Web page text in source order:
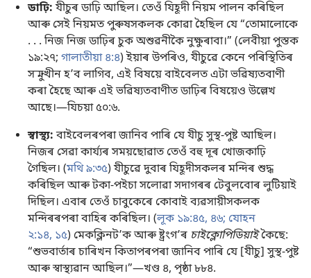
ডাঢ়ি:যীচুৰ ডাঢ়ি আছিল। তেওঁ যিহূদী নিয়ম পালন কৰিছিল
আৰু সেই নিয়মত পুৰুষসকলক কোৱা হৈছিল যে “তোমালোকে
. . . নিজ নিজ ডাঢ়িৰ চুক অশুৱনীকৈ নুক্ষুৰাবা।” (লেবীয়া পুস্তক
১৯:২৭; গালাতীয়া ৪:৪) ইয়াৰ উপৰিও, যীচুৱে কেনে পৰিস্থিতিৰ
সন্মুখীন হʼব লাগিব, এই বিষয়ে বাইবেলত এটা ভৱিষ্যতবাণী
কৰা হৈছে আৰু এই ভৱিষ্যতবাণীত ডাঢ়িৰ বিষয়েও উল্লেখ
আছে।—যিচয়া ৫০:৬.
স্বাস্থ্য:বাইবেলৰপৰা জানিব পাৰি যে যীচু সুস্থ-পুষ্ট আছিল।
নিজৰ সেৱা কাৰ্য্যৰ সময়ছোৱাত তেওঁ বহু দূৰ খোজকাঢ়ি
গৈছিল। (মথি ৯:৩৫) যীচুৱে দুবাৰ যিহূদীসকলৰ মন্দিৰ শুদ্ধ
কৰিছিল আৰু টকা-পইচা সলোৱা সদাগৰৰ টেবুলবোৰ লুটিয়াই
দিছিল। এবাৰ তেওঁ চাবুকেৰে কোবাই ব্যৱসায়ীসকলক
মন্দিৰৰপৰা বাহিৰ কৰিছিল। (লূক ১৯:৪৫, ৪৬; যোহন
২:১৪, ১৫) মেকক্লিনটʼক আৰু ষ্ট্ৰংগʼৰ চাইক্লোপিডিয়াইকৈছে:
“শুভবাৰ্তাৰ চাৰিখন কিতাপৰপৰা জানিব পাৰি যে [যীচু] সুস্থ-পুষ্ট
আৰু স্বাস্থ্যৱান আছিল।”—খণ্ড ৪, পৃষ্ঠা ৮৮৪.